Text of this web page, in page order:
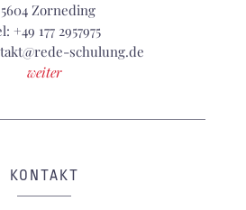
Zorneding
+49 177 2957975
schulung.de
weiter
KONTAKT